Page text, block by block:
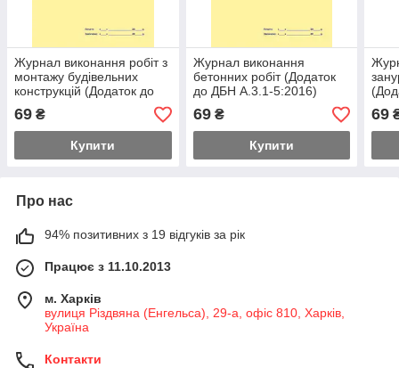
Журнал виконання робіт з
монтажу будівельних
конструкцій (Додаток до
ДБН А.3.1-5:2016)
69 ₴
Купити
Журнал виконання
бетонних робіт (Додаток
до ДБН А.3.1-5:2016)
69₴
Купити
69
Про нас
94% позитивних з 19 відгуків за рік
Працює з 11.10.2013
м. Харків
вулиця Різдвяна (Енгельса), 29-а, офіс 810, Харків,
Україна
Контакти